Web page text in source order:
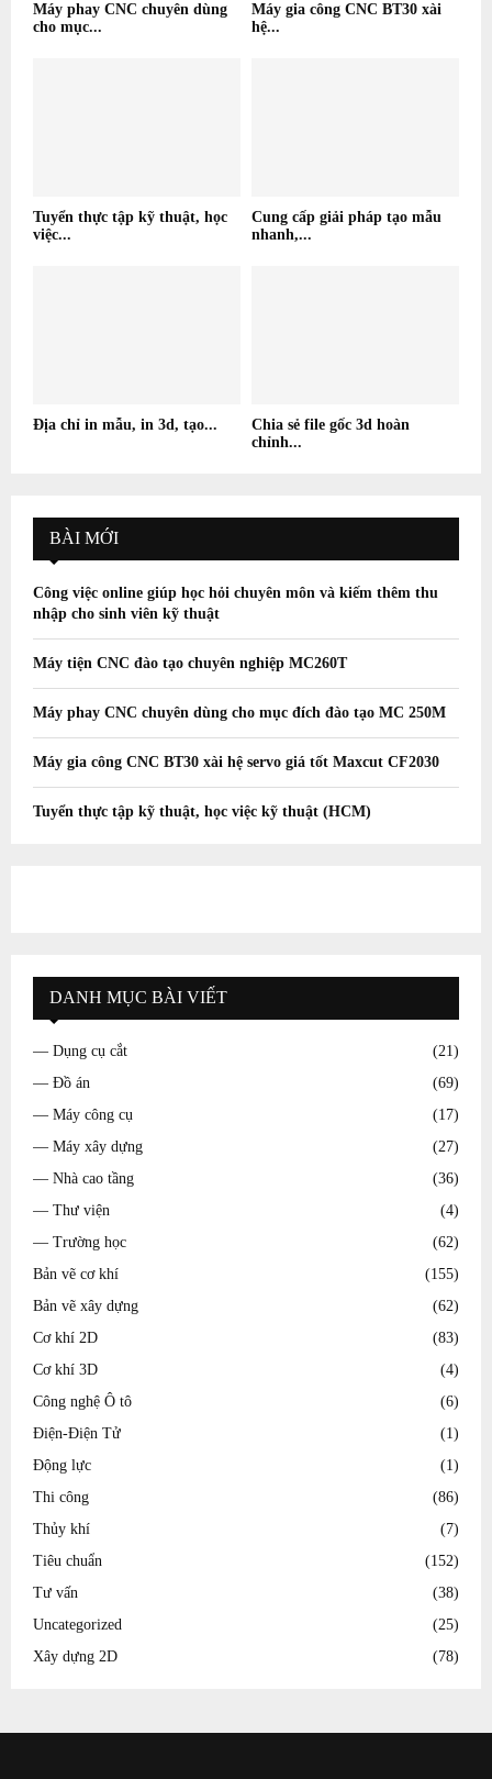
Máy phay CNC chuyên dùng
cho mục...
Máy gia công CNC BT30 xài
hệ...
Tuyển thực tập kỹ thuật, học
việc...
Cung cấp giải pháp tạo mẫu
nhanh,...
Địa chỉ in mẫu, in 3d, tạo...
Chia sẻ file gốc 3d hoàn
chỉnh...
BÀI MỚI
Công việc online giúp học hỏi chuyên môn và kiếm thêm thu
nhập cho sinh viên kỹ thuật
Máy tiện CNC đào tạo chuyên nghiệp MC260T
Máy phay CNC chuyên dùng cho mục đích đào tạo MC 250M
Máy gia công CNC BT30 xài hệ servo giá tốt Maxcut CF2030
Tuyển thực tập kỹ thuật, học việc kỹ thuật (HCM)
DANH MỤC BÀI VIẾT
— Dụng cụ cắt
(21)
— Đồ án
(69)
— Máy công cụ
(17)
— Máy xây dựng
(27)
— Nhà cao tầng
(36)
— Thư viện
(4)
— Trường học
(62)
Bản vẽ cơ khí
(155)
Bản vẽ xây dựng
(62)
Cơ khí 2D
(83)
Cơ khí 3D
(4)
Công nghệ Ô tô
(6)
Điện-Điện Tử
(1)
Động lực
(1)
Thi công
(86)
Thủy khí
(7)
Tiêu chuẩn
(152)
Tư vấn
(38)
Uncategorized
(25)
Xây dựng 2D
(78)